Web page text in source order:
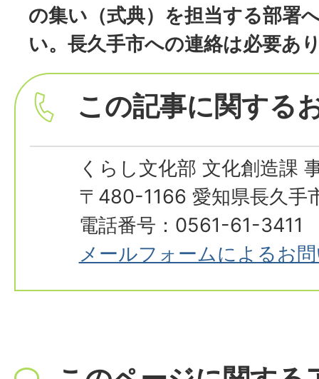
の集い（式典）を担当する部署
い。長久手市への連絡は必要あ
この記事に関する
くらし文化部 文化創造課
〒480-1166 愛知県長久手
電話番号：0561-61-3411
メールフォームによるお